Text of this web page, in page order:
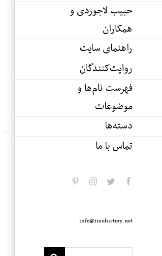
حبیب لاجوردی و
همکاران
راهنمای سایت
روایت‌کنندگان
فهرست نام‌ها و
موضوعات
دسته‌ها
تماس با ما
facebook
twitter
instagram
info@iranhistory.net